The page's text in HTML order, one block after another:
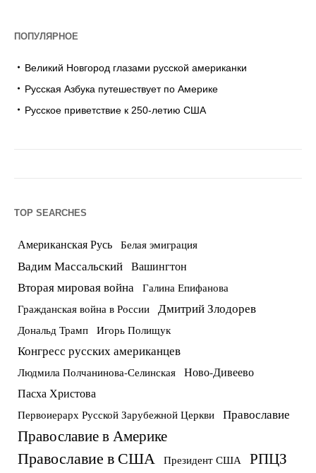
ПОПУЛЯРНОЕ
Великий Новгород глазами русской американки
Русская Азбука путешествует по Америке
Русское приветствие к 250-летию США
TOP SEARCHES
Американская Русь Белая эмиграция
Вадим Массальский Вашингтон
Вторая мировая война Галина Епифанова
Гражданская война в России Дмитрий Злодорев
Дональд Трамп Игорь Полищук
Конгресс русских американцев
Людмила Полчанинова-Селинская Ново-Дивеево
Пасха Христова
Первоиерарх Русской Зарубежной Церкви Православие
Православие в Америке
Православие в США Президент США РПЦЗ